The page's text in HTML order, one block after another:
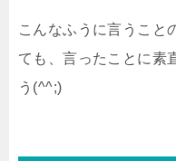
こんなふうに言うこと
ても、言ったことに素
う(^^;)